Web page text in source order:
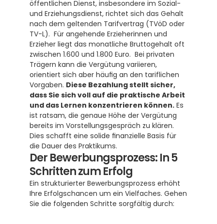
öffentlichen Dienst, insbesondere im Sozial-
und Erziehungsdienst, richtet sich das Gehalt
nach dem geltenden Tarifvertrag (TVöD oder
TV-L).  Für angehende Erzieherinnen und
Erzieher liegt das monatliche Bruttogehalt oft
zwischen 1.600 und 1.800 Euro.  Bei privaten
Trägern kann die Vergütung variieren,
orientiert sich aber häufig an den tariflichen
Vorgaben. Diese Bezahlung stellt sicher,
dass Sie sich voll auf die praktische Arbeit
und das Lernen konzentrieren können. Es
ist ratsam, die genaue Höhe der Vergütung
bereits im Vorstellungsgespräch zu klären.
Dies schafft eine solide finanzielle Basis für
die Dauer des Praktikums.
Der Bewerbungsprozess: In 5
Schritten zum Erfolg
Ein strukturierter Bewerbungsprozess erhöht
Ihre Erfolgschancen um ein Vielfaches. Gehen
Sie die folgenden Schritte sorgfältig durch: